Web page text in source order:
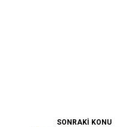
SONRAKİ KONU